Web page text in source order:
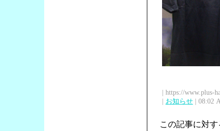
| https://www.plus-
| お知らせ | 08:02
この記事に対